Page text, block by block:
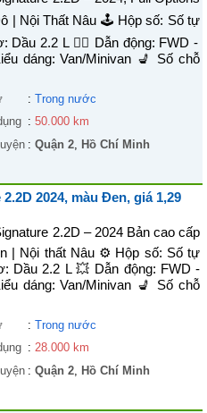
| Nội Thất Nâu 🕹️ Hộp số: Số tự
Dầu 2.2 L 🚴‍♀️ Dẫn động: FWD -
dáng: Van/Minivan 💺 Số chỗ
: Trong nước
: 50.000 km
: Quận 2, Hồ Chí Minh
2024, màu Đen, giá 1,29
2.2D – 2024 Bản cao cấp
| Nội thất Nâu ⚙️ Hộp số: Số tự
Dầu 2.2 L 💥 Dẫn động: FWD -
dáng: Van/Minivan 💺 Số chỗ
: Trong nước
: 28.000 km
: Quận 2, Hồ Chí Minh